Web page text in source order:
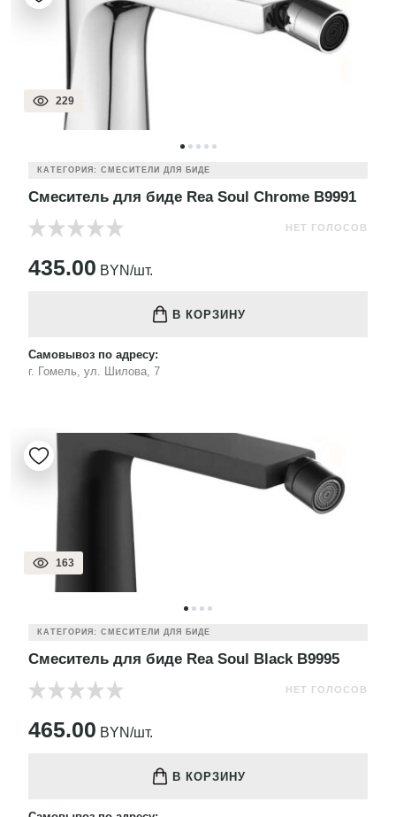
229
КАТЕГОРИЯ: СМЕСИТЕЛИ ДЛЯ БИДЕ
Смеситель для биде Rea Soul Chrome B9991
НЕТ ГОЛОСОВ
435.00 BYN/шт.
В КОРЗИНУ
Самовывоз по адресу:
г. Гомель, ул. Шилова, 7
163
КАТЕГОРИЯ: СМЕСИТЕЛИ ДЛЯ БИДЕ
Смеситель для биде Rea Soul Black B9995
НЕТ ГОЛОСОВ
465.00 BYN/шт.
В КОРЗИНУ